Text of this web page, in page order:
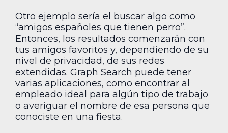
Otro ejemplo sería el buscar algo como
“amigos españoles que tienen perro”.
Entonces, los resultados comenzarán con
tus amigos favoritos y, dependiendo de su
nivel de privacidad, de sus redes
extendidas. Graph Search puede tener
varias aplicaciones, como encontrar al
empleado ideal para algún tipo de trabajo
o averiguar el nombre de esa persona que
conociste en una fiesta.